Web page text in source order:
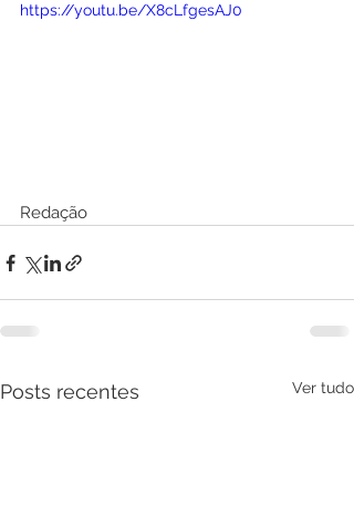
https://youtu.be/X8cLfgesAJ0
Redação
Posts recentes Ver tudo